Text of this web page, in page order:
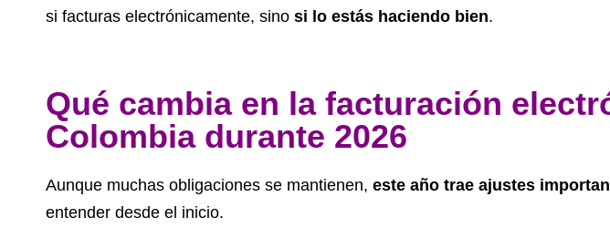
si facturas electrónicamente, sino si lo estás haciendo bien.
Qué cambia en la facturación
Colombia durante 2026
Aunque muchas obligaciones se mantienen, este año trae ajustes
entender desde el inicio.